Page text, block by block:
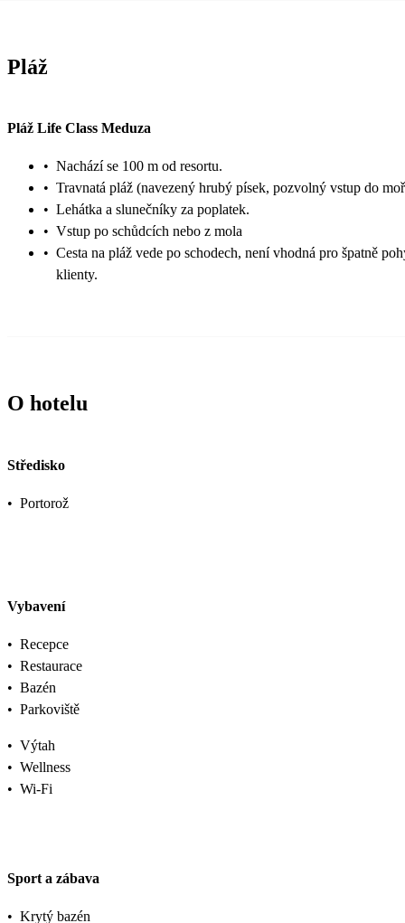
Pláž
Pláž Life Class Meduza
• Nachází se 100 m od resortu.
• Travnatá pláž (navezený hrubý písek, pozvolný vstup do
• Lehátka a slunečníky za poplatek.
• Vstup po schůdcích nebo z mola
• Cesta na pláž vede po schodech, není vhodná pro špatně
klienty.
O hotelu
Středisko
• Portorož
Vybavení
• Recepce
• Restaurace
• Bazén
• Parkoviště
• Výtah
• Wellness
• Wi-Fi
Sport a zábava
• Krytý bazén